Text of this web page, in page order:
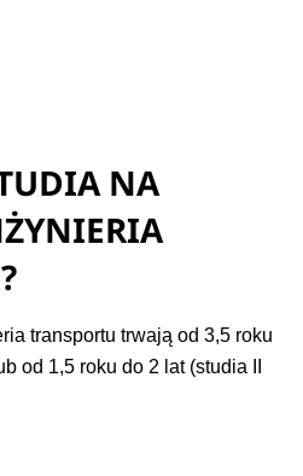
NA
transportu trwają od 3,5 roku
od 1,5 roku do 2 lat (studia II